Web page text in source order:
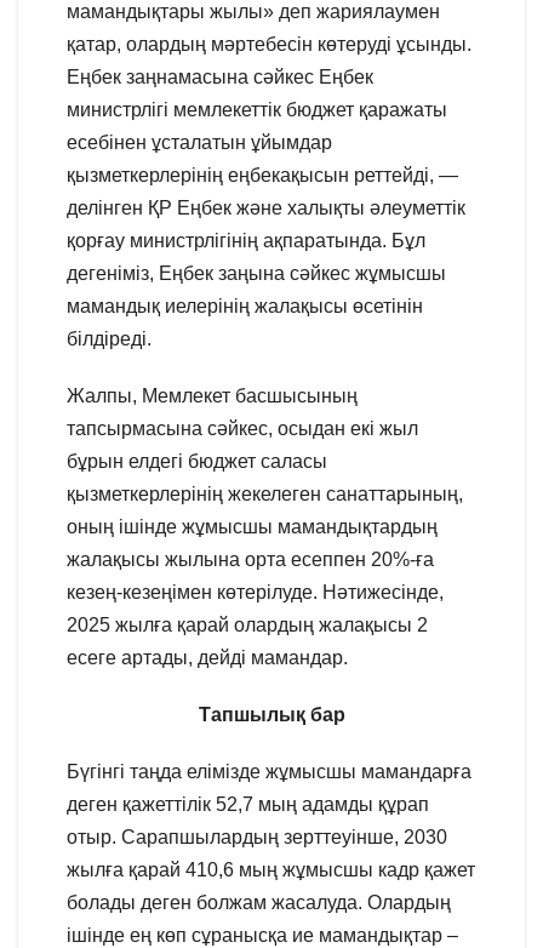
мамандықтары жылы» деп жариялаумен
қатар, олардың мәртебесін көтеруді ұсынды.
Еңбек заңнамасына сәйкес Еңбек
министрлігі мемлекеттік бюджет қаражаты
есебінен ұсталатын ұйымдар
қызметкерлерінің еңбекақысын реттейді, —
делінген ҚР Еңбек және халықты әлеуметтік
қорғау министрлігінің ақпаратында. Бұл
дегеніміз, Еңбек заңына сәйкес жұмысшы
мамандық иелерінің жалақысы өсетінін
білдіреді.
Жалпы, Мемлекет басшысының
тапсырмасына сәйкес, осыдан екі жыл
бұрын елдегі бюджет саласы
қызметкерлерінің жекелеген санаттарының,
оның ішінде жұмысшы мамандықтардың
жалақысы жылына орта есеппен 20%-ға
кезең-кезеңімен көтерілуде. Нәтижесінде,
2025 жылға қарай олардың жалақысы 2
есеге артады, дейді мамандар.
Тапшылық бар
Бүгінгі таңда елімізде жұмысшы мамандарға
деген қажеттілік 52,7 мың адамды құрап
отыр. Сарапшылардың зерттеуінше, 2030
жылға қарай 410,6 мың жұмысшы кадр қажет
болады деген болжам жасалуда. Олардың
ішінде ең көп сұранысқа ие мамандықтар –